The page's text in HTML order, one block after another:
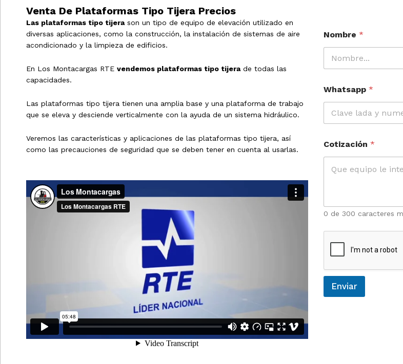
Venta De Plataformas Tipo Tijera Precios
Las plataformas tipo tijerason un tipo de equipo de elevación utilizado en
diversas aplicaciones, como la construcción, la instalación de sistemas de aire
acondicionado y la limpieza de edificios.
En Los Montacargas RTE vendemos plataformas tipo tijerade todas las
capacidades.
Las plataformas tipo tijera tienen una amplia base y una plataforma de trabajo
que se eleva y desciende verticalmente con la ayuda de un sistema hidráulico.
Veremos las características y aplicaciones de las plataformas tipo tijera, así
como las precauciones de seguridad que se deben tener en cuenta al usarlas.
Nombre *
Whatsapp *
Cotización *
0 de 300 caracteres
Enviar